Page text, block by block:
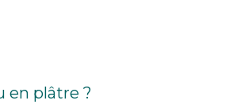
en plâtre ?